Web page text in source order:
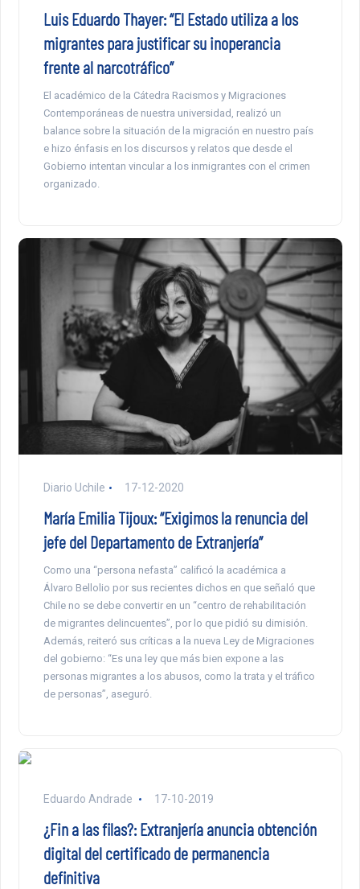
Luis Eduardo Thayer: “El Estado utiliza a los
migrantes para justificar su inoperancia
frente al narcotráfico”
El académico de la Cátedra Racismos y Migraciones
Contemporáneas de nuestra universidad, realizó un
balance sobre la situación de la migración en nuestro país
e hizo énfasis en los discursos y relatos que desde el
Gobierno intentan vincular a los inmigrantes con el crimen
organizado.
Diario Uchile 17-12-2020
María Emilia Tijoux: “Exigimos la renuncia del
jefe del Departamento de Extranjería”
Como una “persona nefasta” calificó la académica a
Álvaro Bellolio por sus recientes dichos en que señaló que
Chile no se debe convertir en un “centro de rehabilitación
de migrantes delincuentes”, por lo que pidió su dimisión.
Además, reiteró sus críticas a la nueva Ley de Migraciones
del gobierno: “Es una ley que más bien expone a las
personas migrantes a los abusos, como la trata y el tráfico
de personas”, aseguró.
Eduardo Andrade 17-10-2019
¿Fin a las filas?: Extranjería anuncia obtención
digital del certificado de permanencia
definitiva